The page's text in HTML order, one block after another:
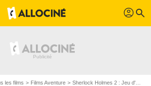
profil search
les films Films Aventure Sherlock Holmes 2 : Jeu d'ombres